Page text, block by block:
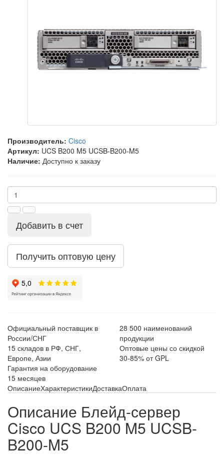
Производитель: Cisco
Артикул: UCS B200 M5 UCSB-B200-M5
Наличие: Доступно к заказу
Добавить в счет
Получить оптовую цену
Официальный поставщик в
России/СНГ
28 500 наименований
продукции
15 складов в РФ, СНГ,
Европе, Азии
Оптовые цены со скидкой
30-85% от GPL
Гарантия на оборудование
15 месяцев
ОписаниеХарактеристикиДоставкаОплата
Описание Блейд-сервер
Cisco UCS B200 M5 UCSB-
B200-M5